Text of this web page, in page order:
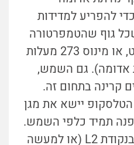
להפריע למדידות
גוף שהטמפרטורה
שלו מעל האפס המוחלט, או מינוס 273 מעלות
אדומה). גם השמש,
קרינה בתחום זה.
הטלסקופ יישא את מגן
תמיד כלפי השמש.
כאשר הטלסקופ נמצא בנקודת L2 (או למעשה